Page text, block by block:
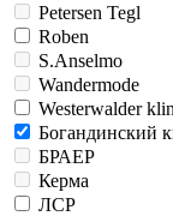
Petersen Tegl
Roben
S.Anselmo
Wandermode
Westerwalder
Богандинский
БРАЕР
Керма
ЛСР